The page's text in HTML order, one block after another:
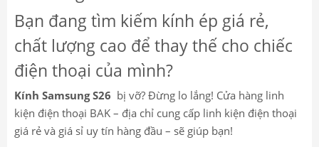
Bạn đang tìm kiếm kính ép giá rẻ,
chất lượng cao để thay thế cho chiếc
điện thoại của mình?
Kính Samsung S26 bị vỡ? Đừng lo lắng! Cửa hàng linh
kiện điện thoại BAK – địa chỉ cung cấp linh kiện điện thoại
giá rẻ và giá sỉ uy tín hàng đầu – sẽ giúp bạn!